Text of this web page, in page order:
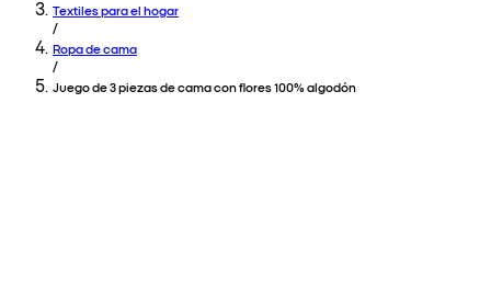
Textiles para el hogar
/
Ropa de cama
/
Juego de 3 piezas de cama con flores 100% algodón